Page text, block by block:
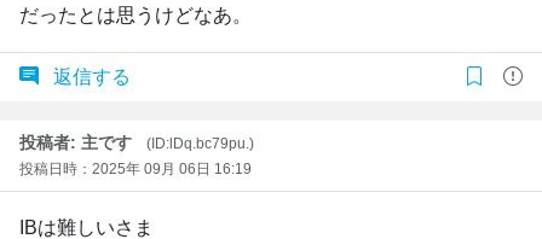
だったとは思うけどなあ。
返信する
投稿者: 主です
(ID:lDq.bc79pu.)
投稿日時：2025年 09月 06日 16:19
IBは難しいさま